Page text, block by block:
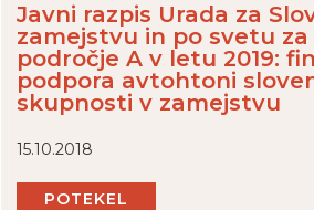
Javni razpis Urada za
zamejstvu in po svetu za
področje A v letu 2019:
podpora avtohtoni
skupnosti v zamejstvu
15.10.2018
POTEKEL